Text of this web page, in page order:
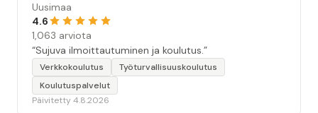
Uusimaa
4.6
1,063 arviota
“Sujuva ilmoittautuminen ja koulutus.”
Verkkokoulutus
Työturvallisuuskoulutus
Koulutuspalvelut
Päivitetty 4.8.2026